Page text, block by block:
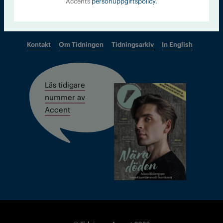
Kontakt Om Tidningen Tidningsarkiv In English
Läs tidigare
nummer av
Accent